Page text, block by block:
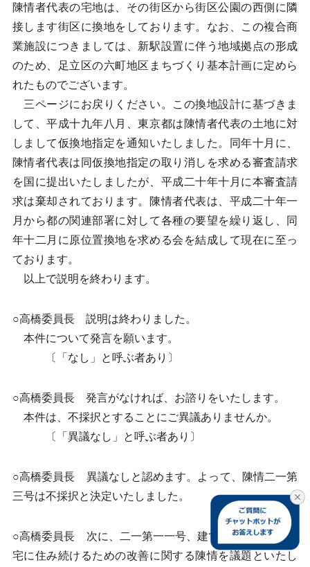
陳情者代表の宅地は、その街区から街区公園の西側に隣
接します街区に換地をしております。なお、この複合商
業施設につきましては、新駅設置に伴う地域拠点の形成
のため、足立区の六町地区まちづくり基本計画に定めら
れたものでございます。
三ページにお戻りください。この換地設計に基づきま
して、平成十九年八月、東京都は陳情者代表の土地に対
しまして仮換地指定を通知いたしました。同年十月に、
陳情者代表は同仮換地指定の取り消しを求める審査請求
を国に提出いたしましたが、平成二十年十月に本審査請
求は棄却されております。陳情者代表は、平成二十年一
月から都の関連部署に対して各種の要望を繰り返し、同
年十二月に原位置換地を求める会を結成して現在に至っ
ております。
以上で説明を終わります。
○高橋委員長 説明は終わりました。
本件について発言を願います。
〔「なし」と呼ぶ者あり〕
○高橋委員長 発言がなければ、お諮りをいたします。
本件は、不採択とすることにご異議ありませんか。
〔「異議なし」と呼ぶ者あり〕
○高橋委員長 異議なしと認めます。よって、陳情二一第
三号は不採択と決定いたしました。
○高橋委員長 次に、二一第一一号、建て替え後も向原住
宅に住み続けるための改善に関する陳情を議題といたし